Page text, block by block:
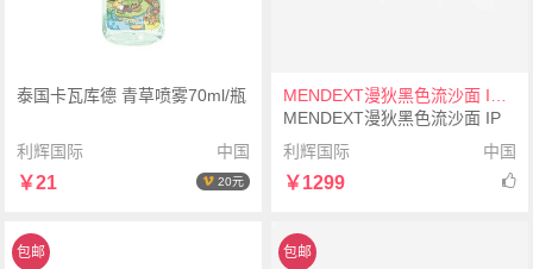
泰国卡瓦库德 青草喷雾70ml/瓶
利辉国际 中国
￥21 20元
MENDEXT漫狄黑色流沙面 IP
镀玫瑰色表壳 黑色表带M6IX-
L05女士学生手表腕表
利辉国际 中国
￥1299
包邮 包邮